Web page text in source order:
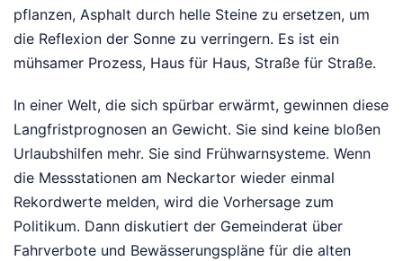
pflanzen, Asphalt durch helle Steine zu ersetzen, um
die Reflexion der Sonne zu verringern. Es ist ein
mühsamer Prozess, Haus für Haus, Straße für Straße.
In einer Welt, die sich spürbar erwärmt, gewinnen diese
Langfristprognosen an Gewicht. Sie sind keine bloßen
Urlaubshilfen mehr. Sie sind Frühwarnsysteme. Wenn
die Messstationen am Neckartor wieder einmal
Rekordwerte melden, wird die Vorhersage zum
Politikum. Dann diskutiert der Gemeinderat über
Fahrverbote und Bewässerungspläne für die alten